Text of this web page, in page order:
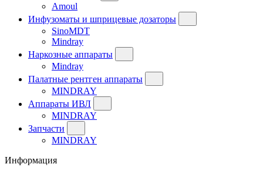
Amoul
Инфузоматы и шприцевые дозаторы
SinoMDT
Mindray
Наркозные аппараты
Mindray
Палатные рентген аппараты
MINDRAY
Аппараты ИВЛ
MINDRAY
Запчасти
MINDRAY
Информация